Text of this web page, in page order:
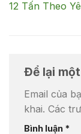
12 Tấn Theo
Để lại
Email của
khai. Các
Bình luận *